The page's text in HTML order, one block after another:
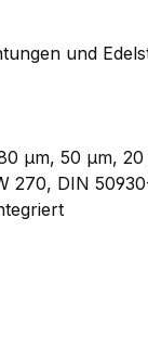
und
μm, 50 μm,
270, DIN